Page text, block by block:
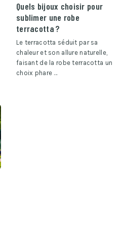
Quels bijoux choisir pour
sublimer une robe
terracotta ?
Le terracotta séduit par sa
chaleur et son allure naturelle,
faisant de la robe terracotta un
choix phare …